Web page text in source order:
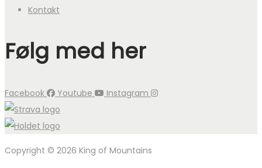
Kontakt
Følg med her
Facebook Youtube Instagram
Copyright © 2026 King of Mountains